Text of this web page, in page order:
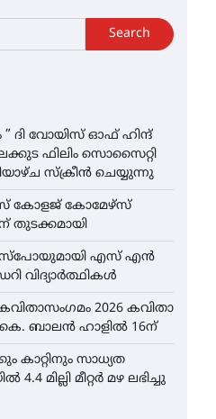
Search
” ദി വോയിസ് ഓഫ് ഹിന്ദ്
ഫിലിം സൊസൈറ്റി
സ്‌ക്രീൻ ചെയ്യുന്നു
കോളജ് കോമേഴ്‌സ്
എസ് എൻ
വിദ്യാർത്ഥികൾ
2026 കവിതാ
കെ. ബാലൻ ഹാളിൽ 16ന്
കാറ്റിനും സാധ്യത
മില്ലി മീറ്റർ മഴ ലഭിച്ചു